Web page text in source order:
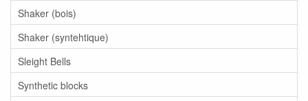
Shaker (bois)
Shaker (syntehtique)
Sleight Bells
Synthetic blocks